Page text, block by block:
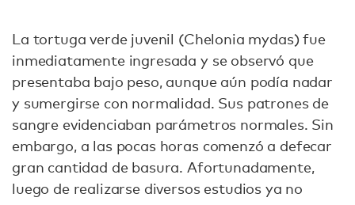
La tortuga verde juvenil (Chelonia mydas) fue
inmediatamente ingresada y se observó que
presentaba bajo peso, aunque aún podía nadar
y sumergirse con normalidad. Sus patrones de
sangre evidenciaban parámetros normales. Sin
embargo, a las pocas horas comenzó a defecar
gran cantidad de basura. Afortunadamente,
luego de realizarse diversos estudios ya no